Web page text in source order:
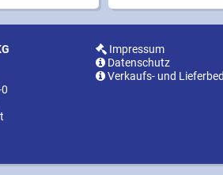
Impressum
Datenschutz
Verkaufs- und